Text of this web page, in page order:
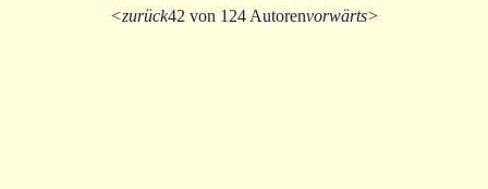
<zurück42 von 124 Autorenvorwärts>